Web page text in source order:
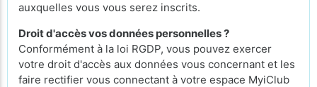
auxquelles vous vous serez inscrits.
Droit d'accès vos données personnelles ?
Conformément à la loi RGDP, vous pouvez exercer
votre droit d'accès aux données vous concernant et les
faire rectifier vous connectant à votre espace MyiClub